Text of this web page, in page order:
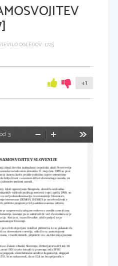
OGLEDOV: 1725
prikaži meni +1
od 3
Pomanjšaj
SLOVENIJE
zbrali številni izobraženci in politiki okoli Nove revije
narodnostno tematiko. 8. maja leta 1989 so prve
Janeza Janše, podale politično izjavo imenovano
želijo živeti v suvereni državi slovenskega naroda, ter
južnoslovanskimi narodi.
kljub ugovarjanju Beograda, dovolila svobodno
volitvah po drugi svetovni vojni, aprila 1990, so
za večjo demokratizacijo in avtonomijo Slovencev,
imenovano DEMOS. DEMOS je na teh volitvah s
politični program je bil podoben staremu režimu.
je nasprotovala težnjam vodstva o uvedbi centralizma
kasneje pa so zahtevali še več. Zavzemala se je
Ker je ni, razen Hrvaške, nihče podprl, se je
Sloveniji.
. pa so bili objavljeni rezultati plebiscita, ki so pokazali da
na slovenskem ozemlju, odločilo za samostojnost
v šestih mescih, pripraviti vse, da Slovenija postane
so: Zakon o Banki Slovenije, Državljanstvu RS itd. 20.
ustavi RS in tako istopili iz pravnega reda SFRJ.
pogajala o konfederalni ureditvi Jugoslavije, dogajali
TO, ki so nakazovali, da se JLA ne bo sprijaznila s